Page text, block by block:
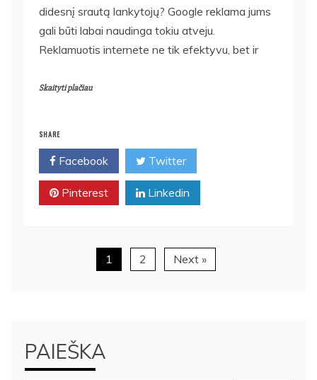
didesnį srautą lankytojų? Google reklama jums
gali būti labai naudinga tokiu atveju.
Reklamuotis internete ne tik efektyvu, bet ir
Skaityti plačiau
SHARE
Facebook Twitter
Pinterest Linkedin
1 2 Next »
PAIEŠKA